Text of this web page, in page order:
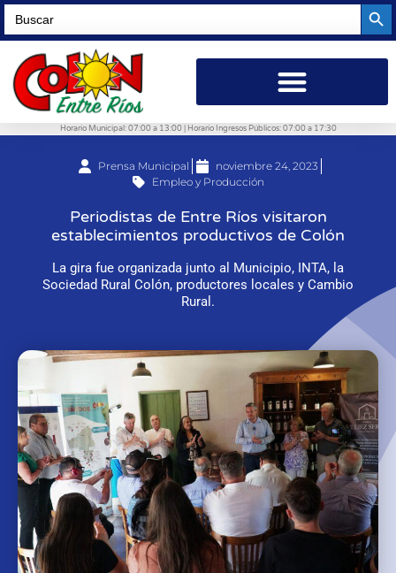
Search
for:
Horario Municipal: 07:00 a 13:00 | Horario Ingresos Públicos: 07:00 a 17:30
Prensa Municipal
noviembre 24, 2023
Empleo y Producción
Periodistas de Entre Ríos visitaron
establecimientos productivos de Colón
La gira fue organizada junto al Municipio, INTA, la
Sociedad Rural Colón, productores locales y Cambio
Rural.